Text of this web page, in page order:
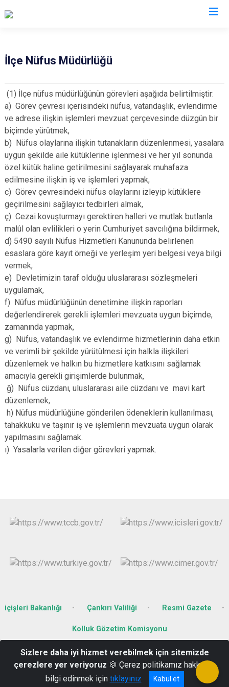
Bayramören
Çerkeş
Eldivan
Ilgaz
Kızılırmak
Kurşunlu
Orta
Yapraklı
İlçe Nüfus Müdürlüğü
(1) İlçe nüfus müdürlüğünün görevleri aşağıda belirtilmiştir:
a) Görev çevresi içerisindeki nüfus, vatandaşlık, evlendirme
ve adrese ilişkin işlemleri mevzuat çerçevesinde düzgün bir
biçimde yürütmek,
b) Nüfus olaylarına ilişkin tutanakların düzenlenmesi, yasalara
uygun şekilde aile kütüklerine işlenmesi ve her yıl sonunda
özel kütük haline getirilmesini sağlayarak muhafaza
edilmesine ilişkin iş ve işlemleri yapmak,
c) Görev çevresindeki nüfus olaylarını izleyip kütüklere
geçirilmesini sağlayıcı tedbirleri almak,
ç) Cezai kovuşturmayı gerektiren halleri ve mutlak butlanla
malûl olan evlilikleri o yerin Cumhuriyet savcılığına bildirmek,
d) 5490 sayılı Nüfus Hizmetleri Kanununda belirlenen
esaslara göre kayıt örneği ve yerleşim yeri belgesi veya bilgi
vermek,
e) Devletimizin taraf olduğu uluslararası sözleşmeleri
uygulamak,
f) Nüfus müdürlüğünün denetimine ilişkin raporları
değerlendirerek gerekli işlemleri mevzuata uygun biçimde,
zamanında yapmak,
g) Nüfus, vatandaşlık ve evlendirme hizmetlerinin daha etkin
ve verimli bir şekilde yürütülmesi için halkla ilişkileri
düzenlemek ve halkın bu hizmetlere katkısını sağlamak
amacıyla gerekli girişimlerde bulunmak,
ğ) Nüfus cüzdanı, uluslararası aile cüzdanı ve mavi kart
düzenlemek,
h) Nüfus müdürlüğüne gönderilen ödeneklerin kullanılması,
tahakkuku ve taşınır iş ve işlemlerin mevzuata uygun olarak
yapılmasını sağlamak.
ı) Yasalarla verilen diğer görevleri yapmak.
içişleri Bakanlığı Çankırı Valiliği Resmi Gazete
Kolluk Gözetim Komisyonu
Gazidede Mah. Garaj Sk. No :19 Ilgaz / ÇANKIRI
0 376 416 10 25
Sizlere daha iyi hizmet verebilmek için sitemizde
çerezlere yer veriyoruz 🍪 Çerez politikamız hakkında
bilgi edinmek için tıklayınız Kabul et